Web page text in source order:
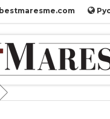
bestmaresme.com